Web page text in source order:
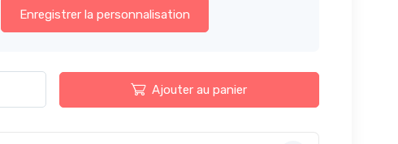
Enregistrer la personnalisation
Ajouter au panier